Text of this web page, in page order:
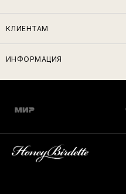
КЛИЕНТАМ
ИНФОРМАЦИЯ